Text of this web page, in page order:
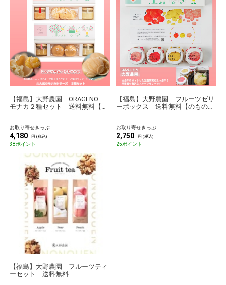
【福島】大野農園 ORAGENO
モナカ２種セット 送料無料【の
お取り寄せきっぷ
4,180 円 (税込)
38ポイント
【福島】大野農園 フルーツゼリ
ーボックス 送料無料【のものセ
お取り寄せきっぷ
2,750 円 (税込)
25ポイント
【福島】大野農園 フルーツティ
ーセット 送料無料